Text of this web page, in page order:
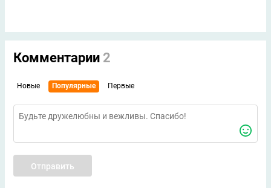
Комментарии 2
Новые Популярные Первые
Отправить